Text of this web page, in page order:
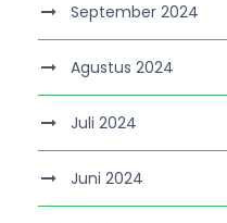
September 2024
Agustus 2024
Juli 2024
Juni 2024